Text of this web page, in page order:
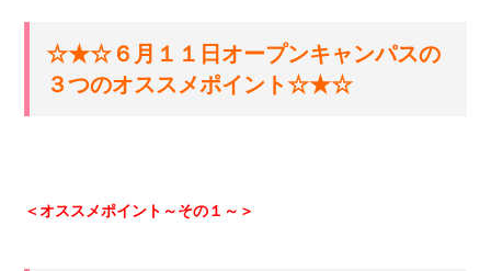
☆★☆６月１１日オープンキャンパスの
３つのオススメポイント☆★☆
＜オススメポイント～その１～＞